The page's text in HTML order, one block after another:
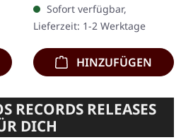
Booklet. Paradise Lost
kehren mit…
Sofort verfügbar,
Lieferzeit: 1-2 Werktage
HINZUFÜGEN
RECORDS RELEASES
DICH